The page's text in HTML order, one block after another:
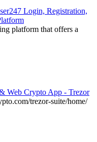
Login, Registration,
platform that offers a
Web Crypto App - Trezor
trezor-suite/home/